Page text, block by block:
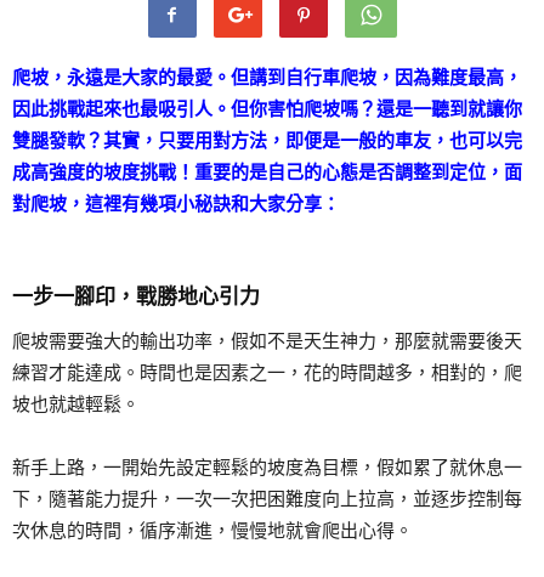
爬坡，永遠是大家的最愛。但講到自行車爬坡，因為難度最高，
因此挑戰起來也最吸引人。但你害怕爬坡嗎？還是一聽到就讓你
雙腿發軟？其實，只要用對方法，即便是一般的車友，也可以完
成高強度的坡度挑戰！重要的是自己的心態是否調整到定位，面
對爬坡，這裡有幾項小秘訣和大家分享：
一步一腳印，戰勝地心引力
爬坡需要強大的輸出功率，假如不是天生神力，那麼就需要後天
練習才能達成。時間也是因素之一，花的時間越多，相對的，爬
坡也就越輕鬆。
新手上路，一開始先設定輕鬆的坡度為目標，假如累了就休息一
下，隨著能力提升，一次一次把困難度向上拉高，並逐步控制每
次休息的時間，循序漸進，慢慢地就會爬出心得。